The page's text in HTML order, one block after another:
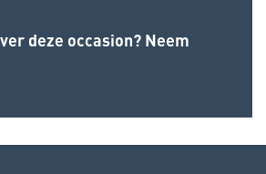
deze occasion? Neem